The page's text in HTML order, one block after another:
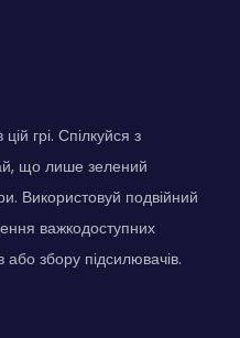
грі. Спілкуйся з
що лише зелений
Використовуй подвійний
важкодоступних
збору підсилювачів.